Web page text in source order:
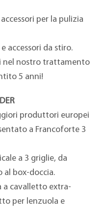
per la pulizia
accessori da stiro.
nel nostro trattamento
5 anni!
produttori europei
a Francoforte 3
a 3 griglie, da
al box-doccia.
a cavalletto extra-
per lenzuola e